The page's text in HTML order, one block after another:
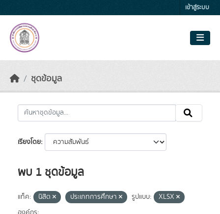
เข้าสู่ระบบ
ชุดข้อมูล
เรียงโดย
พบ 1 ชุดข้อมูล
แท็ค: นิสิต ประเภทการศึกษา รูปแบบ:
XLSX